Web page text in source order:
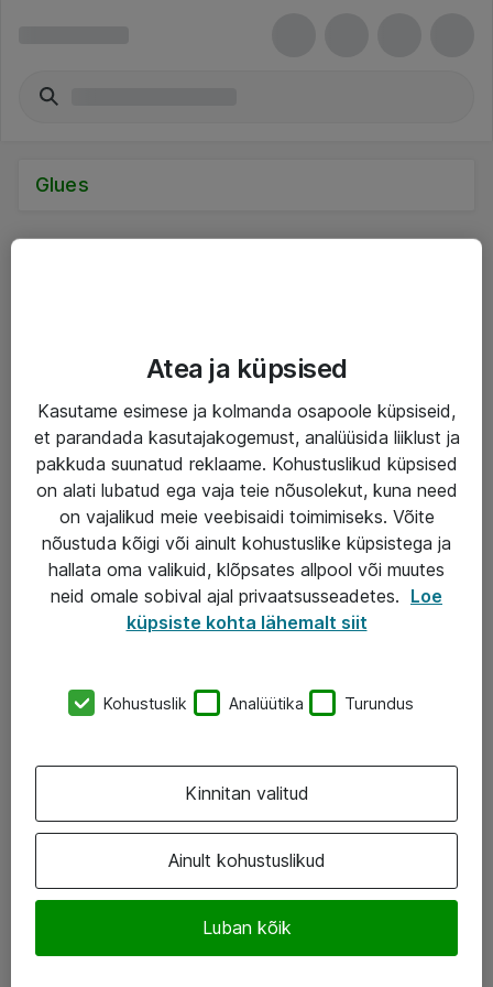
Glues
Haldusteenused
Garantii
Turva- ja nõrkvoolulahendused
AS ATEA
+372 659 3591
Järvevana tee 7b, 10112 Tallinn
Jälgi meid
Atea ja küpsised
Kasutame esimese ja kolmanda osapoole küpsiseid,
et parandada kasutajakogemust, analüüsida liiklust ja
pakkuda suunatud reklaame. Kohustuslikud küpsised
on alati lubatud ega vaja teie nõusolekut, kuna need
on vajalikud meie veebisaidi toimimiseks. Võite
nõustuda kõigi või ainult kohustuslike küpsistega ja
hallata oma valikuid, klõpsates allpool või muutes
neid omale sobival ajal privaatsusseadetes. Loe
küpsiste kohta lähemalt siit
Kohustuslik Analüütika Turundus
Ainult kohustuslikud
Luban kõik
Kinnitan valitud